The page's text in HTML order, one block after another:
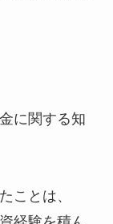
に関する知
ことは、